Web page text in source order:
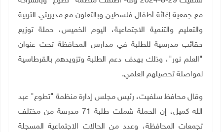
مع جمعية إغاثة أطفال فلسطين وبالتعاون مع مديريتي التربية
والتعليم والتنمية الاجتماعية، اليوم الخميس، حملة توزيع
حقائب مدرسية للطلبة في مدارس المحافظة تحت عنوان
"العلم نور"، وذلك بهدف دعم الطلبة وتزويدهم بالقرطاسية
لمواصلة تحصيلهم العلمي.
وقال محافظ سلفيت، رئيس مجلس إدارة منظمة "تطوع" عبد
الله كميل، إن الحملة شملت طلبة 71 مدرسة من مختلف
تجمعات المحافظة، وعدد من الحالات الاجتماعية المسجلة